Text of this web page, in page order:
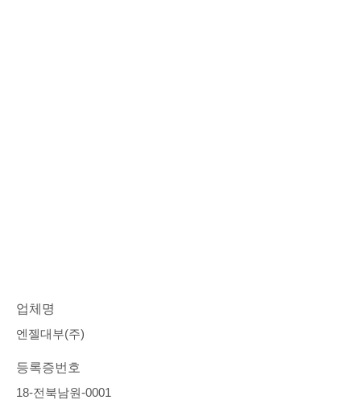
업체명
엔젤대부(주)
등록증번호
18-전북남원-0001